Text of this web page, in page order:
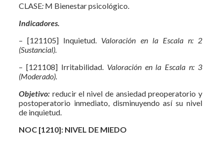
CLASE: M Bienestar psicológico.
Indicadores.
– [121105] Inquietud. Valoración en la Escala n: 2
(Sustancial).
– [121108] Irritabilidad. Valoración en la Escala n: 3
(Moderado).
Objetivo: reducir el nivel de ansiedad preoperatorio y
postoperatorio inmediato, disminuyendo así su nivel
de inquietud.
NOC [1210]: NIVEL DE MIEDO